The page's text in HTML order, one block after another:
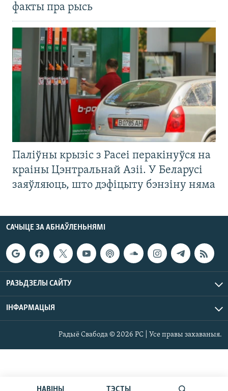
факты пра рысь
Паліўны крызіс з Расеі перакінуўся на
краіны Цэнтральнай Азіі. У Беларусі
заяўляюць, што дэфіцыту бэнзіну няма
САЧЫЦЕ ЗА АБНАЎЛЕНЬНЯМІ
РАЗЬДЗЕЛЫ САЙТУ
ІНФАРМАЦЫЯ
Радыё Свабода © 2026 РС | Усе правы захаваныя.